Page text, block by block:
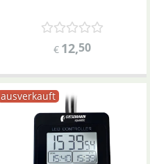
€ 12,50
ausverkauft